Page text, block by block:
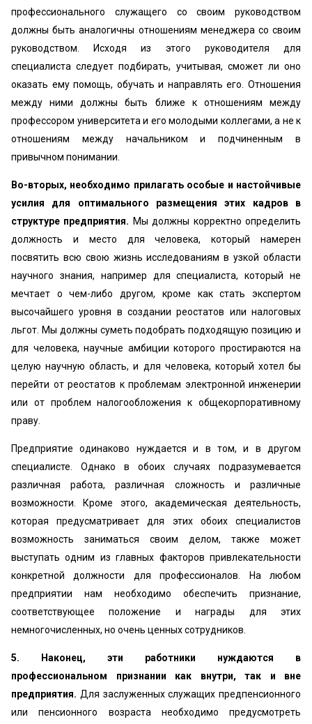
профессионального служащего со своим руководством
должны быть аналогичны отношениям менеджера со своим
руководством. Исходя из этого руководителя для
специалиста следует подбирать, учитывая, сможет ли оно
оказать ему помощь, обучать и направлять его. Отношения
между ними должны быть ближе к отношениям между
профессором университета и его молодыми коллегами, а не к
отношениям между начальником и подчиненным в
привычном понимании.
Во-вторых, необходимо прилагать особые и настойчивые
усилия для оптимального размещения этих кадров в
структуре предприятия. Мы должны корректно определить
должность и место для человека, который намерен
посвятить всю свою жизнь исследованиям в узкой области
научного знания, например для специалиста, который не
мечтает о чем-либо другом, кроме как стать экспертом
высочайшего уровня в создании реостатов или налоговых
льгот. Мы должны суметь подобрать подходящую позицию и
для человека, научные амбиции которого простираются на
целую научную область, и для человека, который хотел бы
перейти от реостатов к проблемам электронной инженерии
или от проблем налогообложения к общекорпоративному
праву.
Предприятие одинаково нуждается и в том, и в другом
специалисте. Однако в обоих случаях подразумевается
различная работа, различная сложность и различные
возможности. Кроме этого, академическая деятельность,
которая предусматривает для этих обоих специалистов
возможность заниматься своим делом, также может
выступать одним из главных факторов привлекательности
конкретной должности для профессионалов. На любом
предприятии нам необходимо обеспечить признание,
соответствующее положение и награды для этих
немногочисленных, но очень ценных сотрудников.
5. Наконец, эти работники нуждаются в
профессиональном признании как внутри, так и вне
предприятия. Для заслуженных служащих предпенсионного
или пенсионного возраста необходимо предусмотреть